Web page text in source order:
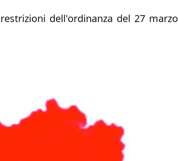
dell'ordinanza del 27 marzo